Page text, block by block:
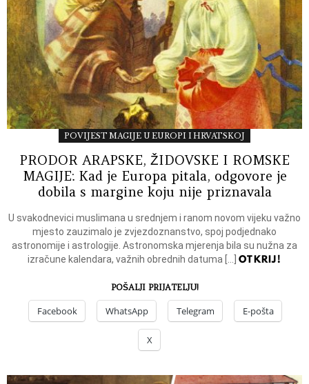
POVIJEST MAGIJE U EUROPI I HRVATSKOJ
PRODOR ARAPSKE, ŽIDOVSKE I ROMSKE
MAGIJE: Kad je Europa pitala, odgovore je
dobila s margine koju nije priznavala
U svakodnevici muslimana u srednjem i ranom novom vijeku važno
mjesto zauzimalo je zvjezdoznanstvo, spoj podjednako
astronomije i astrologije. Astronomska mjerenja bila su nužna za
izračune kalendara, važnih obrednih datuma […] OTKRIJ!
POŠALJI PRIJATELJU!
Facebook WhatsApp Telegram E-pošta
X